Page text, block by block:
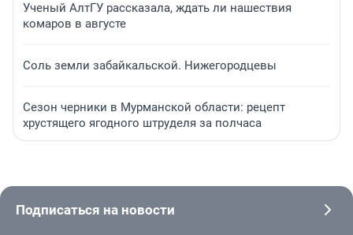
Ученый АлтГУ рассказала, ждать ли нашествия
комаров в августе
Соль земли забайкальской. Нижегородцевы
Сезон черники в Мурманской области: рецепт
хрустящего ягодного штруделя за полчаса
Подписаться на новости